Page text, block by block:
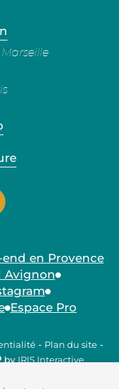
end en Provence
Avignon
Espace Pro
- Plan du site -
by IRIS Interactive